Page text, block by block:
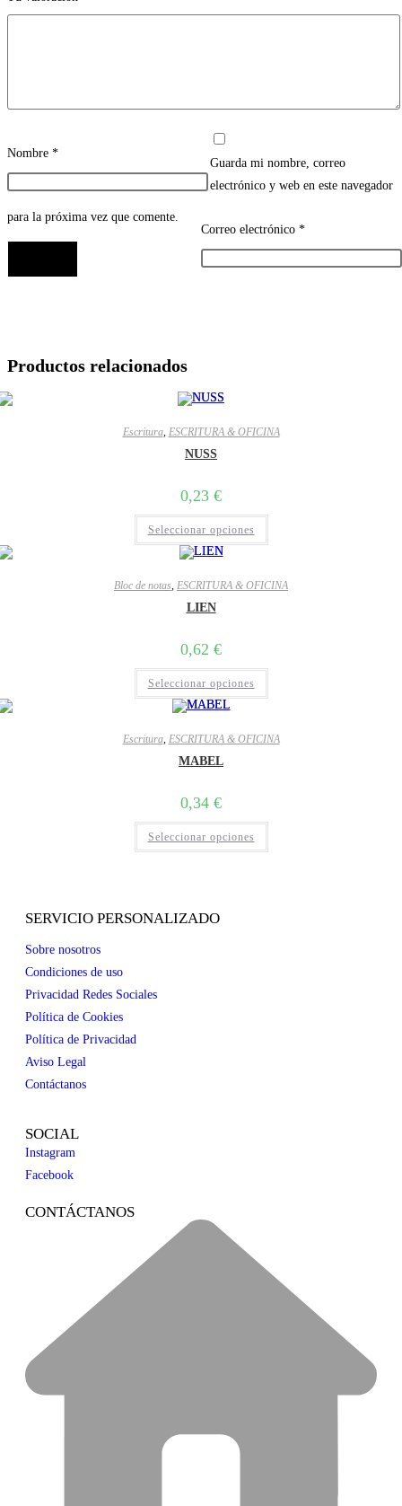
Nombre *
Correo electrónico *
Guarda mi nombre, correo
electrónico y web en este navegador
para la próxima vez que comente.
Productos relacionados
Escritura, ESCRITURA & OFICINA
NUSS
0,23 €
Seleccionar opciones
Bloc de notas, ESCRITURA & OFICINA
LIEN
0,62 €
Seleccionar opciones
Escritura, ESCRITURA & OFICINA
MABEL
0,34 €
Seleccionar opciones
SERVICIO PERSONALIZADO
Sobre nosotros
Condiciones de uso
Privacidad Redes Sociales
Política de Cookies
Política de Privacidad
Aviso Legal
Contáctanos
SOCIAL
Instagram
Facebook
CONTÁCTANOS